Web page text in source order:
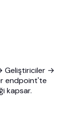
Geliştiriciler →
endpoint'te
kapsar.